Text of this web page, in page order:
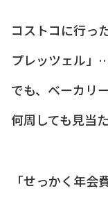
コストコに行っ
プレッツェル」
でも、ベーカリ
何周しても見当
「せっかく年会